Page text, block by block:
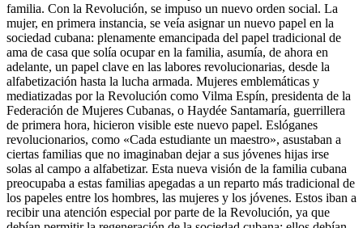
familia. Con la Revolución, se impuso un nuevo orden social. La
mujer, en primera instancia, se veía asignar un nuevo papel en la
sociedad cubana: plenamente emancipada del papel tradicional de
ama de casa que solía ocupar en la familia, asumía, de ahora en
adelante, un papel clave en las labores revolucionarias, desde la
alfabetización hasta la lucha armada. Mujeres emblemáticas y
mediatizadas por la Revolución como Vilma Espín, presidenta de la
Federación de Mujeres Cubanas, o Haydée Santamaría, guerrillera
de primera hora, hicieron visible este nuevo papel. Eslóganes
revolucionarios, como «Cada estudiante un maestro», asustaban a
ciertas familias que no imaginaban dejar a sus jóvenes hijas irse
solas al campo a alfabetizar. Esta nueva visión de la familia cubana
preocupaba a estas familias apegadas a un reparto más tradicional de
los papeles entre los hombres, las mujeres y los jóvenes. Estos iban a
recibir una atención especial por parte de la Revolución, ya que